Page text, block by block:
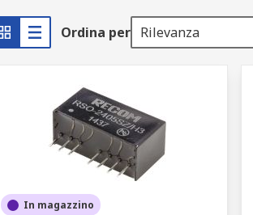
Ordina per Rilevanza
In magazzino